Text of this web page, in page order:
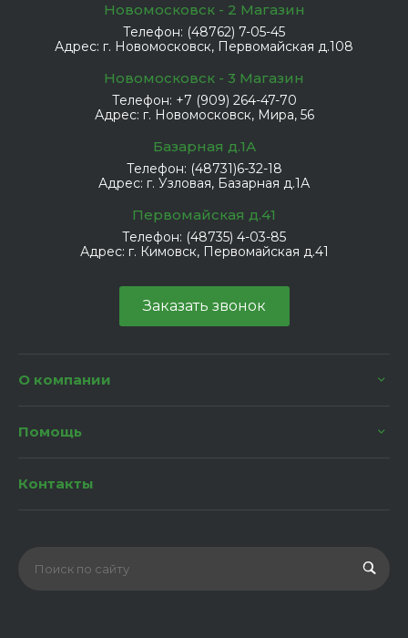
Новомосковск - 2 Магазин
Телефон: (48762) 7-05-45
Адрес: г. Новомосковск, Первомайская д.108
Новомосковск - 3 Магазин
Телефон: +7 (909) 264-47-70
Адрес: г. Новомосковск, Мира, 56
Базарная д.1А
Телефон: (48731)6-32-18
Адрес: г. Узловая, Базарная д.1А
Первомайская д.41
Телефон: (48735) 4-03-85
Адрес: г. Кимовск, Первомайская д.41
Заказать звонок
О компании
Помощь
Контакты